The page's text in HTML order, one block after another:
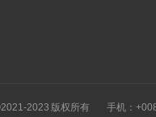
©2021-2023 版权所有 手机：